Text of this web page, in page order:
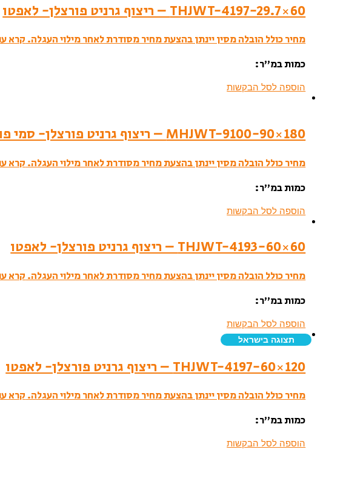
THJWT-4197-29.7×60 – ריצוף גרניט פורצלן- לאפטו
מחיר כולל הובלה מסין יינתן בהצעת מחיר מסודרת לאחר מילוי העגלה.קרא
כמות במ”ר:
הוספה לסל הבקשות
MHJWT-9100-90×180 – ריצוף גרניט פורצלן- סמי פוליש
מחיר כולל הובלה מסין יינתן בהצעת מחיר מסודרת לאחר מילוי העגלה. קרא
כמות במ”ר:
הוספה לסל הבקשות
THJWT-4193-60×60 – ריצוף גרניט פורצלן- לאפטו
מחיר כולל הובלה מסין יינתן בהצעת מחיר מסודרת לאחר מילוי העגלה.קרא
כמות במ”ר:
הוספה לסל הבקשות
תצוגה בישראל
THJWT-4197-60×120 – ריצוף גרניט פורצלן- לאפטו
מחיר כולל הובלה מסין יינתן בהצעת מחיר מסודרת לאחר מילוי העגלה.קרא
כמות במ”ר:
הוספה לסל הבקשות